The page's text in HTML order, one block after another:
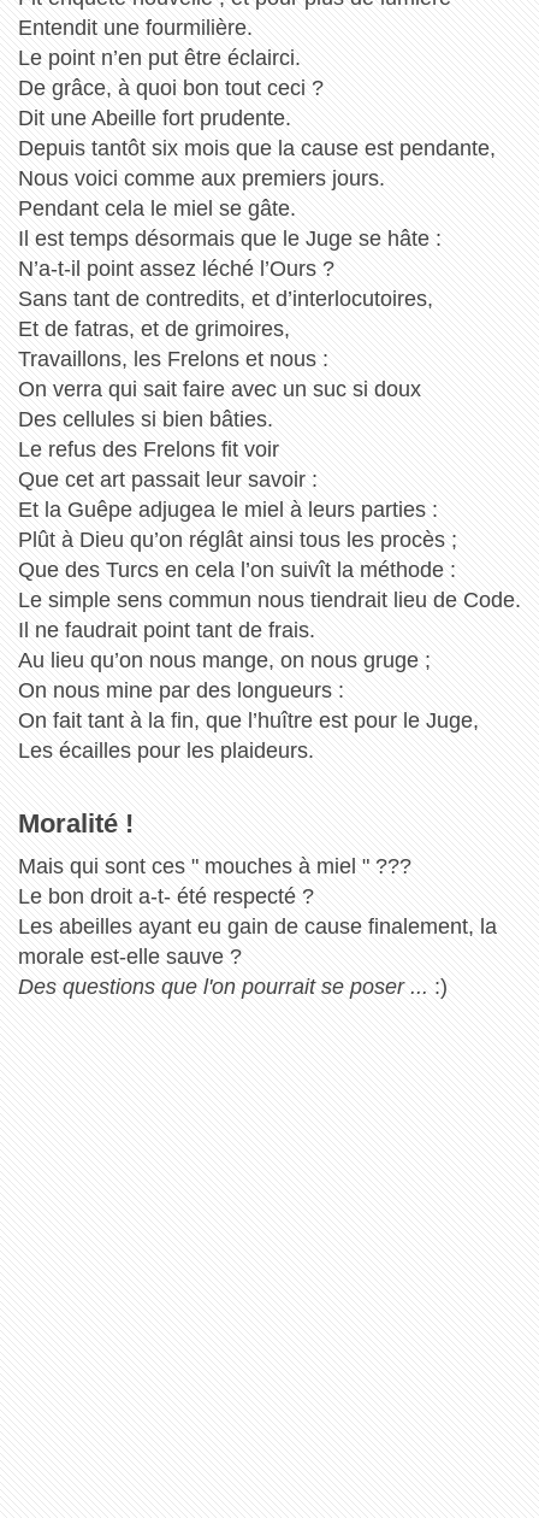
Entendit une fourmilière.
Le point n’en put être éclairci.
De grâce, à quoi bon tout ceci ?
Dit une Abeille fort prudente.
Depuis tantôt six mois que la cause est pendante,
Nous voici comme aux premiers jours.
Pendant cela le miel se gâte.
Il est temps désormais que le Juge se hâte :
N’a-t-il point assez léché l’Ours ?
Sans tant de contredits, et d’interlocutoires,
Et de fatras, et de grimoires,
Travaillons, les Frelons et nous :
On verra qui sait faire avec un suc si doux
Des cellules si bien bâties.
Le refus des Frelons fit voir
Que cet art passait leur savoir :
Et la Guêpe adjugea le miel à leurs parties :
Plût à Dieu qu’on réglât ainsi tous les procès ;
Que des Turcs en cela l’on suivît la méthode :
Le simple sens commun nous tiendrait lieu de Code.
Il ne faudrait point tant de frais.
Au lieu qu’on nous mange, on nous gruge ;
On nous mine par des longueurs :
On fait tant à la fin, que l’huître est pour le Juge,
Les écailles pour les plaideurs.
Moralité !
Mais qui sont ces " mouches à miel " ???
Le bon droit a-t- été respecté ?
Les abeilles ayant eu gain de cause finalement, la
morale est-elle sauve ?
Des questions que l'on pourrait se poser ... :)